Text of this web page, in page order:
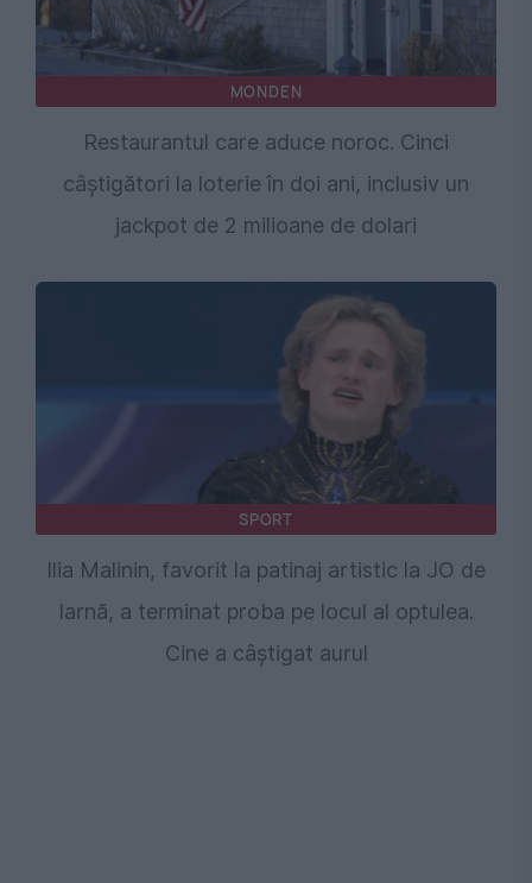
MONDEN
Restaurantul care aduce noroc. Cinci
câștigători la loterie în doi ani, inclusiv un
jackpot de 2 milioane de dolari
SPORT
Ilia Malinin, favorit la patinaj artistic la JO de
Iarnă, a terminat proba pe locul al optulea.
Cine a câștigat aurul